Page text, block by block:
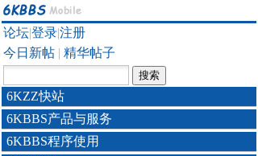
论坛|登录|注册
今日新帖 | 精华帖子
6KZZ快站
6KBBS产品与服务
6KBBS程序使用